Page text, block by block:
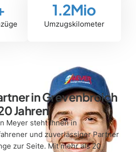
Umzugskilometer
1.2Mio
in Grevenbroich
Jahren
Meyer steht Ihnen in
und zuverlässiger Partner
zur Seite. Mit mehr als 20